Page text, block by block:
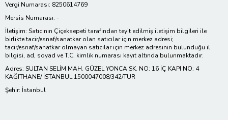
Vergi Numarası: 8250614769
Mersis Numarası: -
İletişim: Satıcının Çiçeksepeti tarafından teyit edilmiş iletişim bilgileri ile
birlikte tacir/esnaf/sanatkar olan satıcılar için merkez adresi;
tacir/esnaf/sanatkar olmayan satıcılar için merkez adresinin bulunduğu il
bilgisi, ad, soyad ve T.C. kimlik numarası kayıt altında bulunmaktadır.
Adres: SULTAN SELİM MAH. GÜZEL YONCA SK. NO: 16 İÇ KAPI NO: 4
KAĞITHANE/ İSTANBUL 1500047008/342/TUR
Şehir: İstanbul